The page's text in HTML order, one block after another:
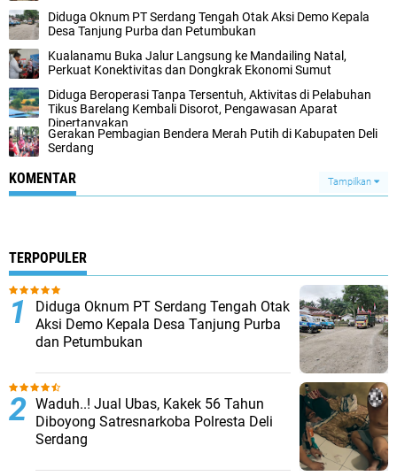
Diduga Oknum PT Serdang Tengah Otak Aksi Demo Kepala
Desa Tanjung Purba dan Petumbukan
Kualanamu Buka Jalur Langsung ke Mandailing Natal,
Perkuat Konektivitas dan Dongkrak Ekonomi Sumut
Diduga Beroperasi Tanpa Tersentuh, Aktivitas di Pelabuhan
Tikus Barelang Kembali Disorot, Pengawasan Aparat
Dipertanyakan
Gerakan Pembagian Bendera Merah Putih di Kabupaten Deli
Serdang
KOMENTAR Tampilkan
TERPOPULER
Diduga Oknum PT Serdang Tengah Otak
Aksi Demo Kepala Desa Tanjung Purba
dan Petumbukan
Waduh..! Jual Ubas, Kakek 56 Tahun
Diboyong Satresnarkoba Polresta Deli
Serdang